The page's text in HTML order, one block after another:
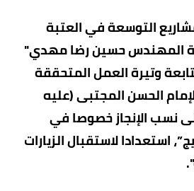
التوسعة في العتبة
المهندس حسين رضا مهدي"
وتيرة العمل المتحققة
الحسن المجتبى (عليه
نسب الإنجاز خصوصا في
استعدادا لاستقبال الزيارات